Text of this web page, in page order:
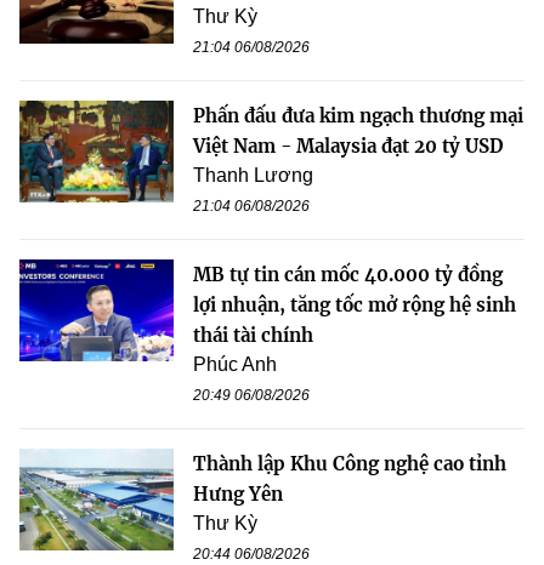
Thư Kỳ
21:04 06/08/2026
Phấn đấu đưa kim ngạch thương mại
Việt Nam - Malaysia đạt 20 tỷ USD
Thanh Lương
21:04 06/08/2026
MB tự tin cán mốc 40.000 tỷ đồng
lợi nhuận, tăng tốc mở rộng hệ sinh
thái tài chính
Phúc Anh
20:49 06/08/2026
Thành lập Khu Công nghệ cao tỉnh
Hưng Yên
Thư Kỳ
20:44 06/08/2026